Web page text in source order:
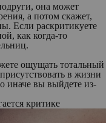
она может
а потом скажет,
Если раскритикуете
как когда-то
ощущать тотальный
в жизни
иначе вы выйдете из-
критике